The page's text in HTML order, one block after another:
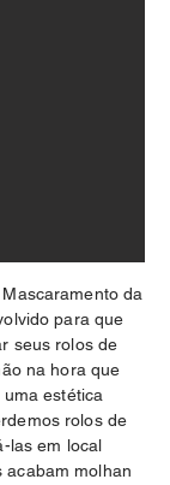
da
para que
seus rolos de
na hora que
estética
rolos de
las em local
acabam molhan